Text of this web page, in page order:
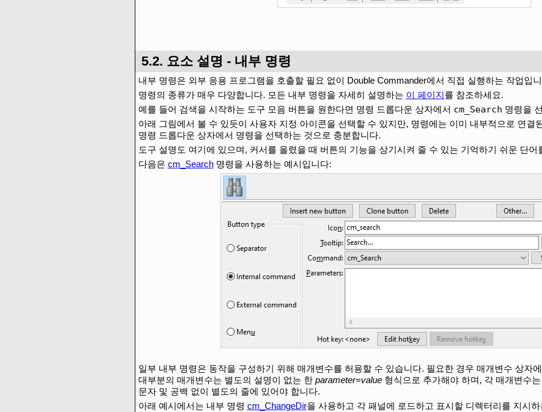
5.2. 요소 설명 - 내부 명령
내부 명령은 외부 응용 프로그램을 호출할 필요 없이 Double Commander에서 직접 실행하는 작업입
명령의 종류가 매우 다양합니다. 모든 내부 명령을 자세히 설명하는 이 페이지 를 참조하세요.
예를 들어 검색을 시작하는 도구 모음 버튼을 원한다면 명령 드롭다운 상자에서 cm_Search 명령을
아래 그림에서 볼 수 있듯이 사용자 지정 아이콘을 선택할 수 있지만, 명령에는 이미 내부적으로 연결
명령 드롭다운 상자에서 명령을 선택하는 것으로 충분합니다.
도구 설명도 여기에 있으며, 커서를 올렸을 때 버튼의 기능을 상기시켜 줄 수 있는 기억하기 쉬운 단어
다음은 cm_Search명령을 사용하는 예시입니다:
일부 내부 명령은 동작을 구성하기 위해 매개변수를 허용할 수 있습니다. 필요한 경우 매개변수 상자
대부분의 매개변수는 별도의 설명이 없는 한 parameter=value형식으로 추가해야 하며, 각 매개변수
문자 및 공백 없이 별도의 줄에 있어야 합니다.
아래 예시에서는 내부 명령 cm_ChangeDir을 사용하고 각 패널에 로드하고 표시할 디렉터리를 지시